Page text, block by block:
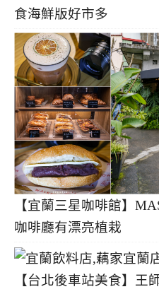
食海鮮版好市多
【宜蘭三星咖啡館】
咖啡廳有漂亮植栽
【台北後車站美食】王